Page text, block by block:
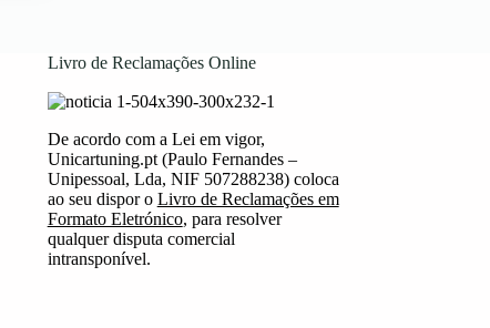
Livro de Reclamações Online
De acordo com a Lei em vigor,
Unicartuning.pt (Paulo Fernandes –
Unipessoal, Lda, NIF 507288238) coloca
ao seu dispor o Livro de Reclamações em
Formato Eletrónico, para resolver
qualquer disputa comercial
intransponível.